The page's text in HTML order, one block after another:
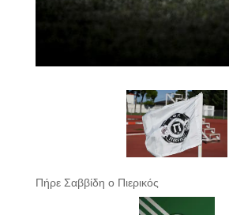
Πήρε Σαββίδη ο Πιερικός